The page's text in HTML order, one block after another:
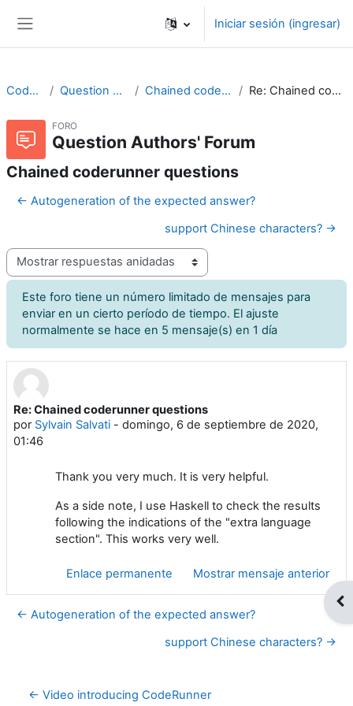
Iniciar sesión (ingresar)
CodeRunner Question Authors' Forum Chained coderunner questions Re: Chained coderunner questions
FORO
Question Authors' Forum
Chained coderunner questions
← Autogeneration of the expected answer?
support Chinese characters? →
Modo de visualización
Este foro tiene un número limitado de mensajes para
enviar en un cierto período de tiempo. El ajuste
normalmente se hace en 5 mensaje(s) en 1 día
Re: Chained coderunner questions
por Sylvain Salvati - domingo, 6 de septiembre de 2020,
01:46
Número de respuestas: 0
Thank you very much. It is very helpful.
As a side note, I use Haskell to check the results
following the indications of the "extra language
section". This works very well.
Enlace permanente Mostrar mensaje anterior
← Autogeneration of the expected answer?
support Chinese characters? →
← Video introducing CodeRunner